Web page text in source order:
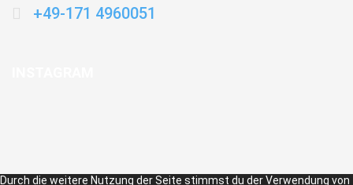
+49-171 4960051
Durch die weitere Nutzung der Seite stimmst du der Verwendung von